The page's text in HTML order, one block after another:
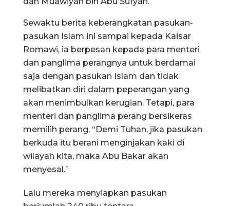
Sewaktu berita keberangkatan pasukan-
pasukan Islam ini sampai kepada Kaisar
Romawi, ia berpesan kepada para menteri
dan panglima perangnya untuk berdamai
saja dengan pasukan Islam dan tidak
melibatkan diri dalam peperangan yang
akan menimbulkan kerugian. Tetapi, para
menteri dan panglima perang bersikeras
memilih perang, “Demi Tuhan, jika pasukan
berkuda itu berani menginjakan kaki di
wilayah kita, maka Abu Bakar akan
menyesal.”
Lalu mereka menyiapkan pasukan